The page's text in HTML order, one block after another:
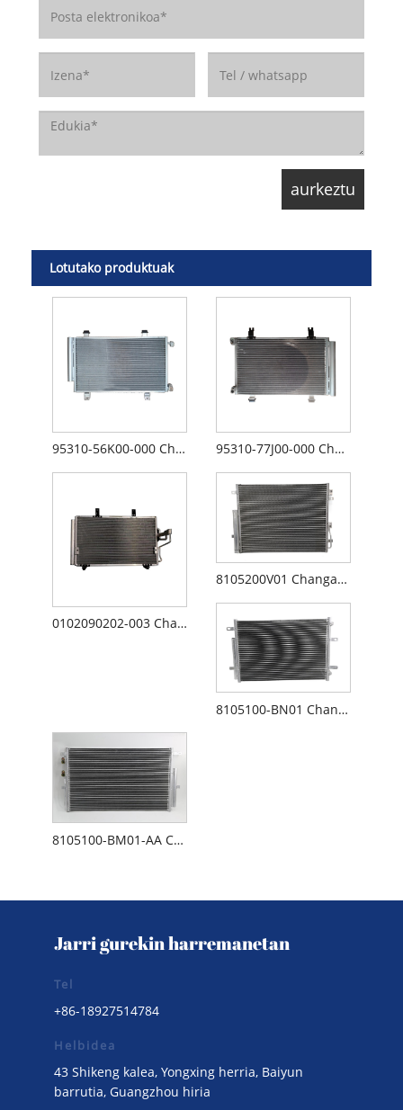
Lotutako produktuak
95310-56K00-000 Changan Suzuki Tianyu kondentsadorea 95310-77J00-000 Changan Suzuki Swift kondentsadorea
0102090202-003 Changan Alsvin kondentsadorea
8105200V01 Changan Alsvin V3 kondentsadorea
8105100-BN01 Changan Alsvin V7 kondentsadorea
8105100-BM01-AA Changan Auchan A800 kondentsadorea
Jarri gurekin harremanetan
Tel
+86-18927514784
Helbidea
43 Shikeng kalea, Yongxing herria, Baiyun
barrutia, Guangzhou hiria